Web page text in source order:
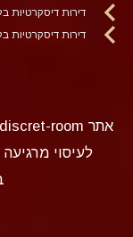
דירות דיסקרטיות
דירות דיסקרטיות
לעיסוי